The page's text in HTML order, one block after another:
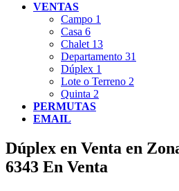
VENTAS
Campo 1
Casa 6
Chalet 13
Departamento 31
Dúplex 1
Lote o Terreno 2
Quinta 2
PERMUTAS
EMAIL
Dúplex en Venta en
6343 En Venta